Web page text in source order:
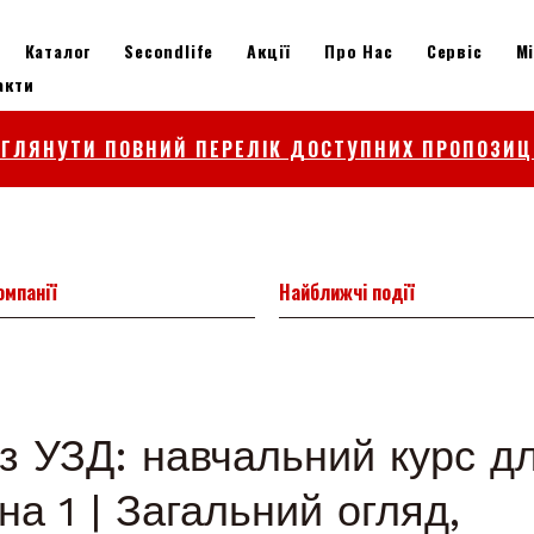
Каталог Secondlife Акції Про Нас Сервіс
ПОВНИЙ ПЕРЕЛІК ДОСТУПНИХ
Найближчі події
УЗД: навчальний курс
1 | Загальний огляд,